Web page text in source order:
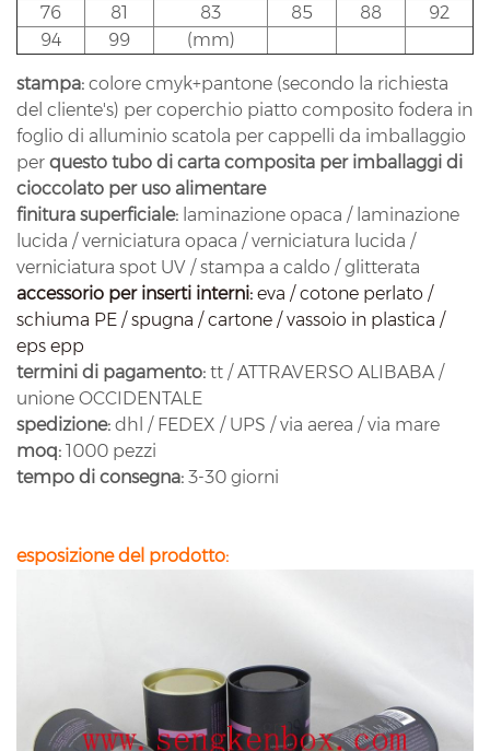
76
81 83 85 88
92
94
99 (mm)
stampa: colore cmyk+pantone (secondo la richiesta
del cliente's) per coperchio piatto composito fodera in
foglio di alluminio scatola per cappelli da imballaggio
per questo tubo di carta composita per imballaggi di
cioccolato per uso alimentare
finitura superficiale: laminazione opaca / laminazione
lucida / verniciatura opaca / verniciatura lucida /
verniciatura spot UV / stampa a caldo / glitterata
accessorio perinserti interni: eva / cotone perlato /
schiuma PE / spugna / cartone / vassoio in plastica /
eps epp
termini di pagamento: tt / ATTRAVERSO ALIBABA /
unione OCCIDENTALE
spedizione: dhl / FEDEX / UPS / via aerea / via mare
moq: 1000 pezzi
tempo di consegna: 3-30 giorni
esposizione del prodotto: